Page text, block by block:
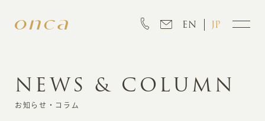
EN JP
INFORMATION
NEWS & COLUMN
お知らせ・コラム